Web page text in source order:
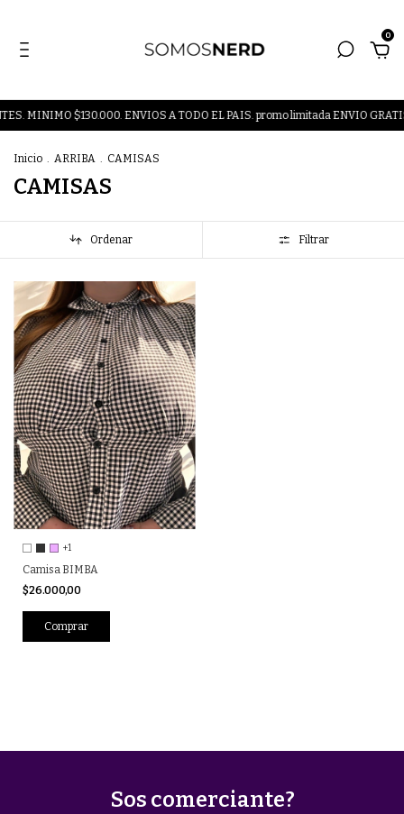
0
MINIMO $130.000. ENVIOS A TODO EL PAIS. promo limitada ENVIO
Inicio . ARRIBA . CAMISAS
CAMISAS
Ordenar Filtrar
+1
Camisa BIMBA
$26.000,00
Comprar
Sos comerciante?